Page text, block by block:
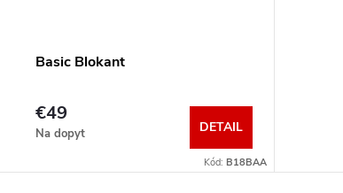
Basic Blokant
€49
Na dopyt DETAIL
Kód: B18BAA